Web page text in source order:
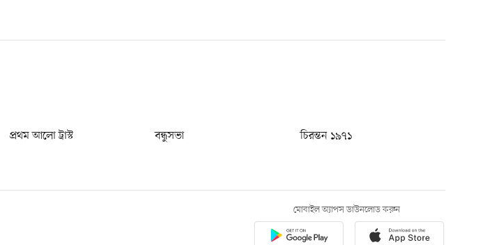
প্রথম আলো ট্রাস্ট বন্ধুসভা
চিরন্তন ১৯৭১
মোবাইল অ্যাপস ডাউনলোড করুন